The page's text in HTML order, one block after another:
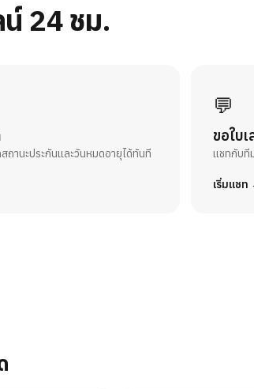
24 ชม.
ถานะประกันและวันหมดอายุได้ทันที
💬
ขอใบ
แชทกับที
เริ่มแชท